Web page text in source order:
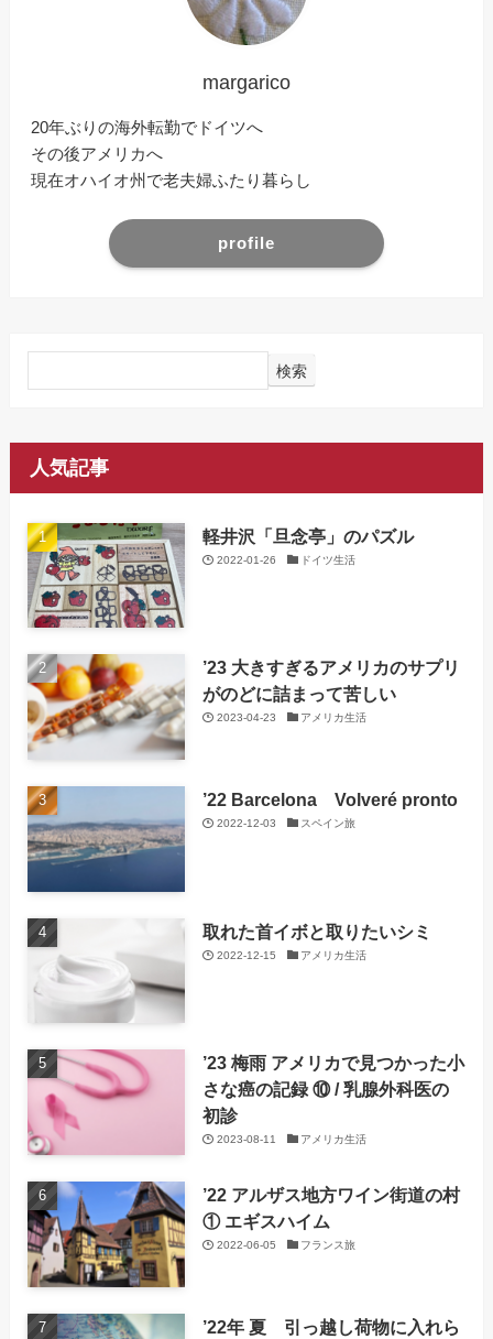
margarico
20年ぶりの海外転勤でドイツへ
その後アメリカへ
現在オハイオ州で老夫婦ふたり暮らし
profile
検索
人気記事
軽井沢「旦念亭」のパズル
2022-01-26 ドイツ生活
’23 大きすぎるアメリカのサプリ
がのどに詰まって苦しい
2023-04-23 アメリカ生活
’22 Barcelona Volveré pronto
2022-12-03 スペイン旅
取れた首イボと取りたいシミ
2022-12-15 アメリカ生活
’23 梅雨 アメリカで見つかった小
さな癌の記録 ⑩ / 乳腺外科医の
初診
2023-08-11 アメリカ生活
’22 アルザス地方ワイン街道の村
① エギスハイム
2022-06-05 フランス旅
’22年 夏 引っ越し荷物に入れら